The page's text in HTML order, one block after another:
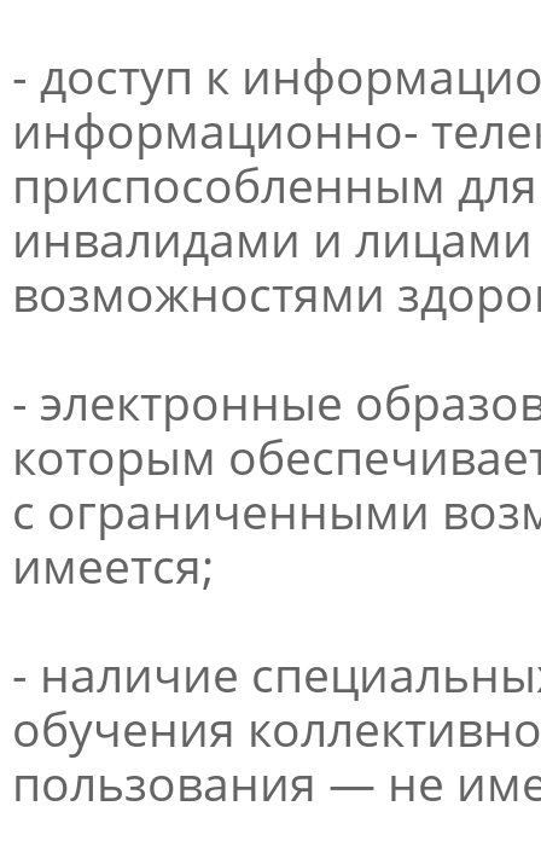
- доступ к
информационно-
приспособленным
инвалидами и
возможностями
- электронные
которым
с ограниченными
имеется;
- наличие
обучения
пользования — не